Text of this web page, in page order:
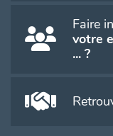
Faire
votre
... ?